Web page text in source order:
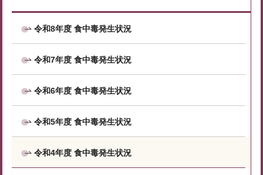
令和8年度 食中毒発生状況
令和7年度 食中毒発生状況
令和6年度 食中毒発生状況
令和5年度 食中毒発生状況
令和4年度 食中毒発生状況